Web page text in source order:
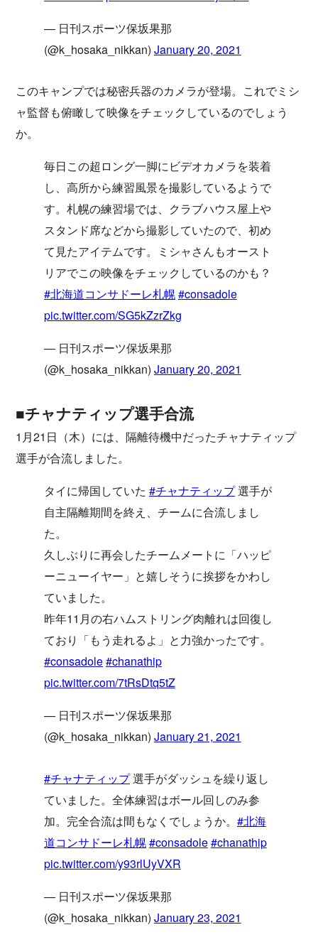
— 日刊スポーツ保坂果那
(@k_hosaka_nikkan) January 20, 2021
このキャンプでは秘密兵器のカメラが登場。これでミシ
ャ監督も俯瞰して映像をチェックしているのでしょう
か。
毎日この超ロング一脚にビデオカメラを装着
し、高所から練習風景を撮影しているようで
す。札幌の練習場では、クラブハウス屋上や
スタンド席などから撮影していたので、初め
て見たアイテムです。ミシャさんもオースト
リアでこの映像をチェックしているのかも？
#北海道コンサドーレ札幌#consadole
pic.twitter.com/SG5kZzrZkg
— 日刊スポーツ保坂果那
(@k_hosaka_nikkan) January 20, 2021
■チャナティップ選手合流
1月21日（木）には、隔離待機中だったチャナティップ
選手が合流しました。
タイに帰国していた #チャナティップ選手が
自主隔離期間を終え、チームに合流しまし
た。
久しぶりに再会したチームメートに「ハッピ
ーニューイヤー」と嬉しそうに挨拶をかわし
ていました。
昨年11月の右ハムストリング肉離れは回復し
ており「もう走れるよ」と力強かったです。
#consadole#chanathip
pic.twitter.com/7tRsDtq5tZ
— 日刊スポーツ保坂果那
(@k_hosaka_nikkan) January 21, 2021
#チャナティップ選手がダッシュを繰り返し
ていました。全体練習はボール回しのみ参
加。完全合流は間もなくでしょうか。 #北海
道コンサドーレ札幌#consadole#chanathip
pic.twitter.com/y93rlUyVXR
— 日刊スポーツ保坂果那
(@k_hosaka_nikkan) January 23, 2021